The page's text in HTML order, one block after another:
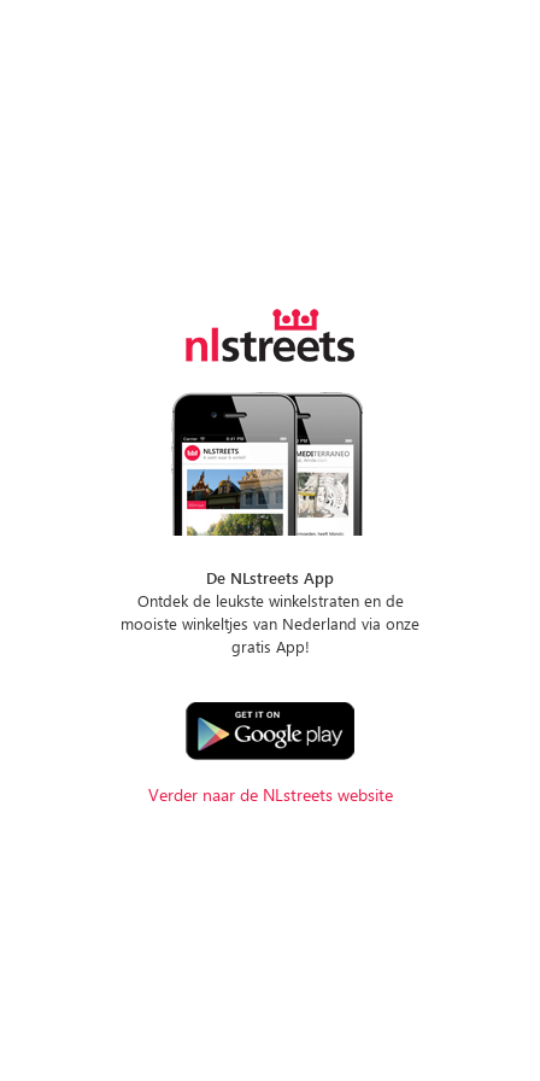
De NLstreets App
Ontdek de leukste winkelstraten en de
mooiste winkeltjes van Nederland via onze
gratis App!
Verder naar de NLstreets website